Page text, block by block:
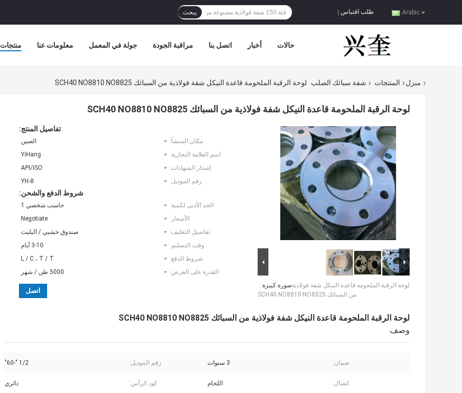
Arabic طلب اقتباس يبحث
منتجات معلومات عنا جولة في المعمل مراقبة الجودة اتصل بنا أخبار حالات
منزل المنتجات شفة سبائك الصلب لوحة الرقبة الملحومة قاعدة النيكل شفة فولاذية من السبائك SCH40 NO8810 NO8825
لوحة الرقبة الملحومة قاعدة النيكل شفة فولاذية من السبائك SCH40 NO8810 NO8825
صورة كبيرة :لوحة الرقبة الملحومة قاعدة النيكل شفة فولاذية
من السبائك SCH40 NO8810 NO8825
تفاصيل المنتج:
مكان المنشأ:
الصين
اسم العلامة التجارية:
YiHang
إصدار الشهادات:
API/ISO
رقم الموديل:
YH-8
شروط الدفع والشحن:
الحد الأدنى لكمية:
حاسب شخصي 1
الأسعار:
Negotiate
تفاصيل التغليف:
صندوق خشبي / البليت
وقت التسليم:
3-10 أيام
شروط الدفع:
L / C ، T / T
القدرة على العرض:
5000 طن / شهر
اتصل
لوحة الرقبة الملحومة قاعدة النيكل شفة فولاذية من السبائك SCH40 NO8810 NO8825
وصف
ضمان: 3 سنوات رقم الموديل: 1/2 "-60"
اتصال: اللحام كود الرأس: دائري